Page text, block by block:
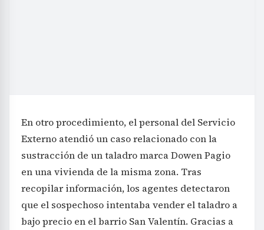
En otro procedimiento, el personal del Servicio
Externo atendió un caso relacionado con la
sustracción de un taladro marca Dowen Pagio
en una vivienda de la misma zona. Tras
recopilar información, los agentes detectaron
que el sospechoso intentaba vender el taladro a
bajo precio en el barrio San Valentín. Gracias a